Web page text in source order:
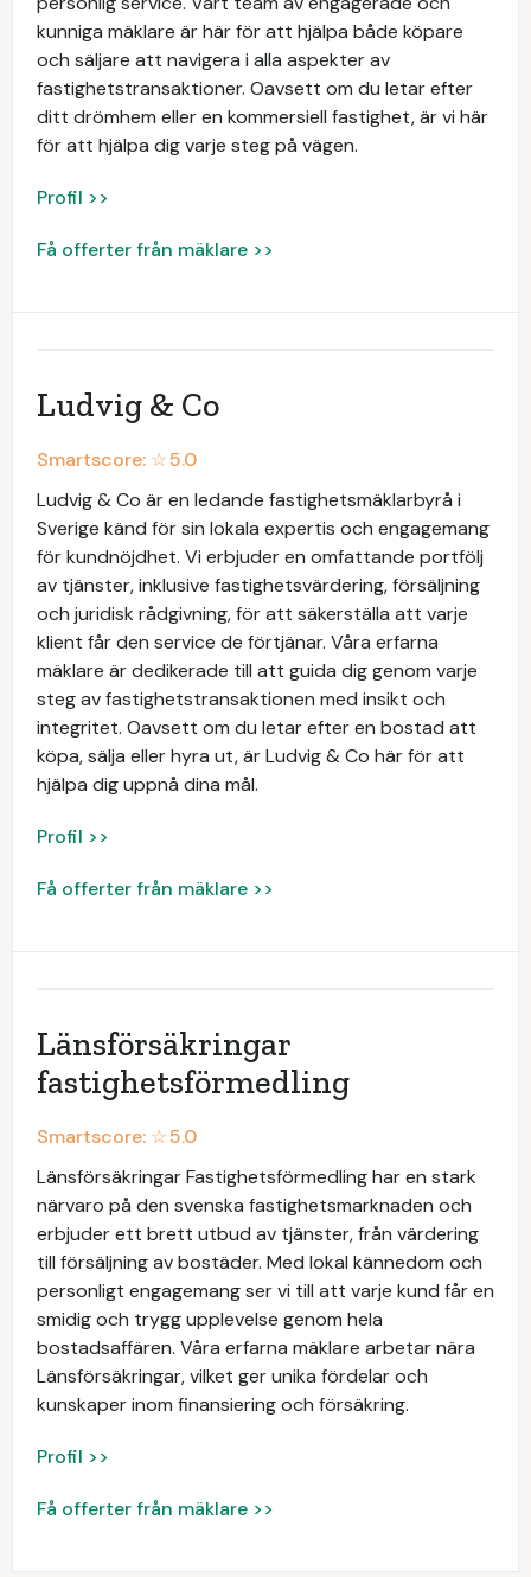
kunniga mäklare är här för att hjälpa både köpare
och säljare att navigera i alla aspekter av
fastighetstransaktioner. Oavsett om du letar efter
ditt drömhem eller en kommersiell fastighet, är vi här
för att hjälpa dig varje steg på vägen.
Profil >>
Få offerter från mäklare >>
Ludvig & Co
Smartscore: ☆5.0
Ludvig & Co är en ledande fastighetsmäklarbyrå i
Sverige känd för sin lokala expertis och engagemang
för kundnöjdhet. Vi erbjuder en omfattande portfölj
av tjänster, inklusive fastighetsvärdering, försäljning
och juridisk rådgivning, för att säkerställa att varje
klient får den service de förtjänar. Våra erfarna
mäklare är dedikerade till att guida dig genom varje
steg av fastighetstransaktionen med insikt och
integritet. Oavsett om du letar efter en bostad att
köpa, sälja eller hyra ut, är Ludvig & Co här för att
hjälpa dig uppnå dina mål.
Profil >>
Få offerter från mäklare >>
Länsförsäkringar
fastighetsförmedling
Smartscore: ☆5.0
Länsförsäkringar Fastighetsförmedling har en stark
närvaro på den svenska fastighetsmarknaden och
erbjuder ett brett utbud av tjänster, från värdering
till försäljning av bostäder. Med lokal kännedom och
personligt engagemang ser vi till att varje kund får en
smidig och trygg upplevelse genom hela
bostadsaffären. Våra erfarna mäklare arbetar nära
Länsförsäkringar, vilket ger unika fördelar och
kunskaper inom finansiering och försäkring.
Profil >>
Få offerter från mäklare >>